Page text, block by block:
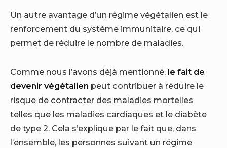
Un autre avantage d’un régime végétalien est le
renforcement du système immunitaire, ce qui
permet de réduire le nombre de maladies.
Comme nous l’avons déjà mentionné, le fait de
devenir végétalien peut contribuer à réduire le
risque de contracter des maladies mortelles
telles que les maladies cardiaques et le diabète
de type 2. Cela s’explique par le fait que, dans
l’ensemble, les personnes suivant un régime